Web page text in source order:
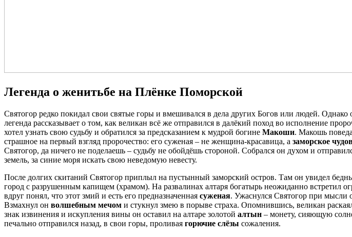
Легенда о женитьбе на Плёнке Поморской
Святогор редко покидал свои святые горы и вмешивался в дела других Богов или людей. Однако
легенда рассказывает о том, как великан всё же отправился в далёкий поход во исполнение
хотел узнать свою судьбу и обратился за предсказанием к мудрой богине Макоши. Макошь
страшное на первый взгляд пророчество: его суженая – не женщина-красавица, а заморское
Святогор, да ничего не поделаешь – судьбу не обойдёшь стороной. Собрался он духом и
земель, за синие моря искать свою неведомую невесту.
После долгих скитаний Святогор приплыл на пустынный заморский остров. Там он увидел
город с разрушенным капищем (храмом). На развалинах алтаря богатырь неожиданно встретил
вдруг понял, что этот змий и есть его предназначенная суженая. Ужаснулся Святогор при мысли
Взмахнул он волшебным мечом и стукнул змею в порыве страха. Опомнившись, великан
знак извинения и искупления вины он оставил на алтаре золотой алтын – монету, сияющую
печально отправился назад, в свои горы, проливая горючие слёзы сожаления.